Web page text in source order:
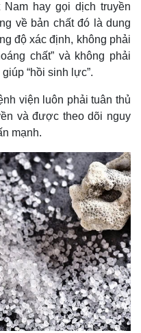
hay gọi dịch truyền
về bản chất đó là dung
độ xác định, không phải
chất” và không phải
“hồi sinh lực”.
viện luôn phải tuân thủ
và được theo dõi nguy
mạnh.